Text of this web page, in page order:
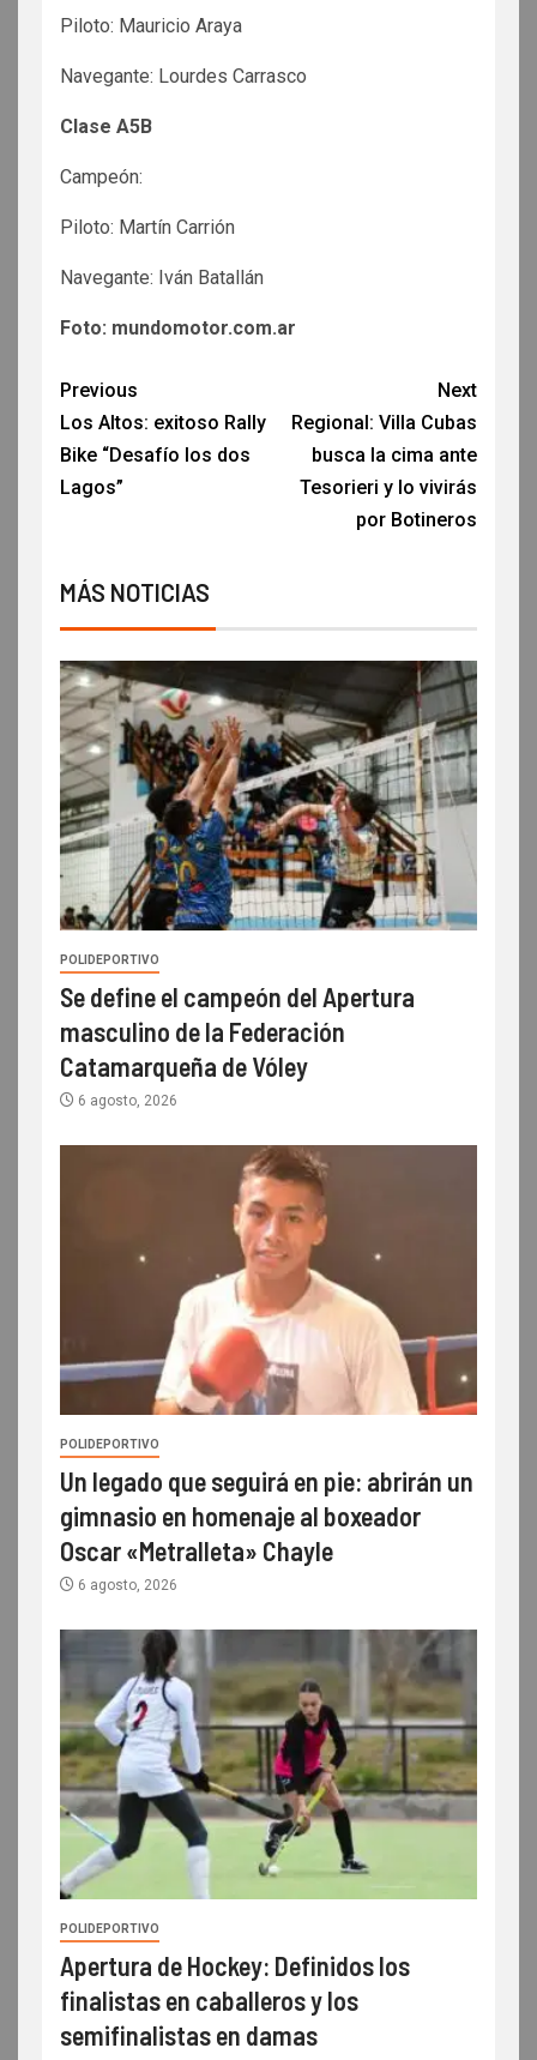
Piloto: Mauricio Araya
Navegante: Lourdes Carrasco
Clase A5B
Campeón:
Piloto: Martín Carrión
Navegante: Iván Batallán
Foto: mundomotor.com.ar
Previous
Los Altos: exitoso Rally
Bike “Desafío los dos
Lagos”
Next
Regional: Villa Cubas
busca la cima ante
Tesorieri y lo vivirás
por Botineros
MÁS NOTICIAS
POLIDEPORTIVO
Se define el campeón del Apertura
masculino de la Federación
Catamarqueña de Vóley
6 agosto, 2026
POLIDEPORTIVO
Un legado que seguirá en pie: abrirán un
gimnasio en homenaje al boxeador
Oscar «Metralleta» Chayle
6 agosto, 2026
POLIDEPORTIVO
Apertura de Hockey: Definidos los
finalistas en caballeros y los
semifinalistas en damas